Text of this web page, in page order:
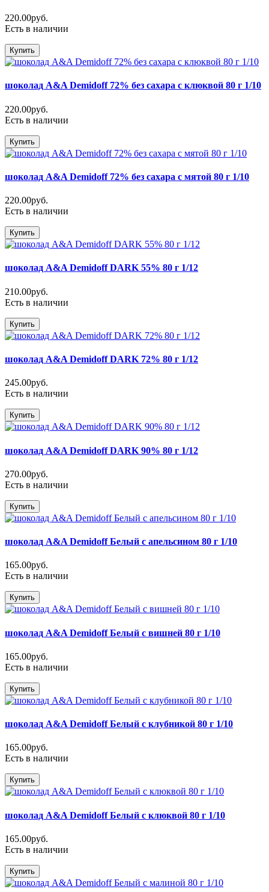
220.00руб.
Есть в наличии
Купить
шоколад A&A Demidoff 72% без сахара с клюквой 80 г 1/10
220.00руб.
Есть в наличии
Купить
шоколад A&A Demidoff 72% без сахара с мятой 80 г 1/10
220.00руб.
Есть в наличии
Купить
шоколад A&A Demidoff DARK 55% 80 г 1/12
210.00руб.
Есть в наличии
Купить
шоколад A&A Demidoff DARK 72% 80 г 1/12
245.00руб.
Есть в наличии
Купить
шоколад A&A Demidoff DARK 90% 80 г 1/12
270.00руб.
Есть в наличии
Купить
шоколад A&A Demidoff Белый с апельсином 80 г 1/10
165.00руб.
Есть в наличии
Купить
шоколад A&A Demidoff Белый с вишней 80 г 1/10
165.00руб.
Есть в наличии
Купить
шоколад A&A Demidoff Белый с клубникой 80 г 1/10
165.00руб.
Есть в наличии
Купить
шоколад A&A Demidoff Белый с клюквой 80 г 1/10
165.00руб.
Есть в наличии
Купить